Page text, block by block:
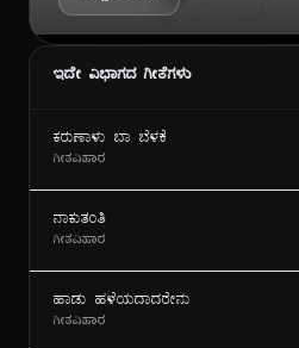
ಇದೇ ವಿಭಾಗದ ಗೀತೆಗಳು
ಕರುಣಾಳು ಬಾ ಬೆಳಕೆ
ಗೀತವಿಹಾರ
ನಾಕುತಂತಿ
ಗೀತವಿಹಾರ
ಹಾಡು ಹಳೆಯದಾದರೇನು
ಗೀತವಿಹಾರ